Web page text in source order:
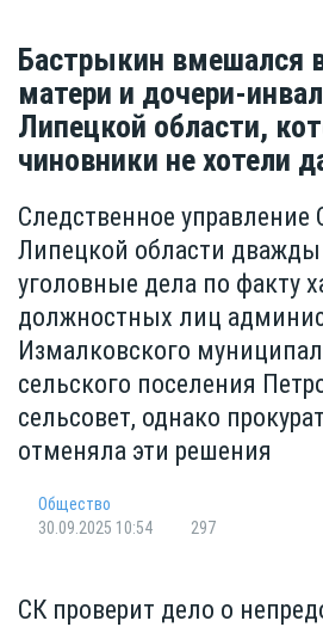
Бастрыкин вмешался
матери и дочери-
Липецкой области,
чиновники не хотели
Следственное управление
Липецкой области
уголовные дела по факту
должностных лиц
Измалковского
сельского поселения
сельсовет, однако
отменяла эти решения
Общество
30.09.2025 10:54
297
СК проверит дело о